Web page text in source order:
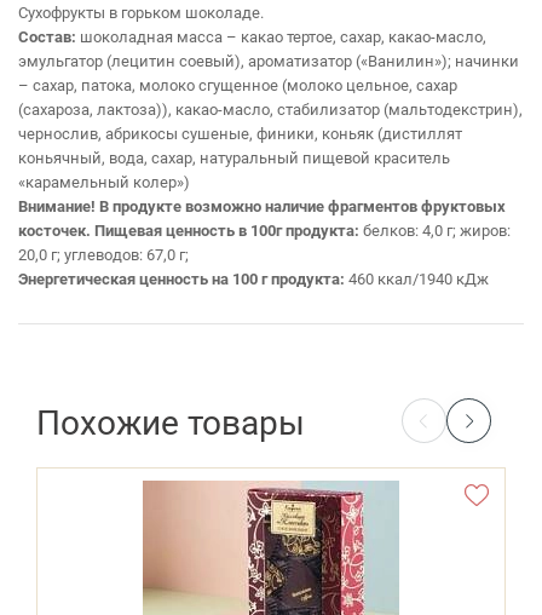
Сухофрукты в горьком шоколаде.
Состав: шоколадная масса – какао тертое, сахар, какао-масло,
эмульгатор (лецитин соевый), ароматизатор («Ванилин»); начинки
– сахар, патока, молоко сгущенное (молоко цельное, сахар
(сахароза, лактоза)), какао-масло, стабилизатор (мальтодекстрин),
чернослив, абрикосы сушеные, финики, коньяк (дистиллят
коньячный, вода, сахар, натуральный пищевой краситель
«карамельный колер»)
Внимание! В продукте возможно наличие фрагментов фруктовых
косточек. Пищевая ценность в 100г продукта: белков: 4,0 г; жиров:
20,0 г; углеводов: 67,0 г;
Энергетическая ценность на 100 г продукта: 460 ккал/1940 кДж
Похожие товары